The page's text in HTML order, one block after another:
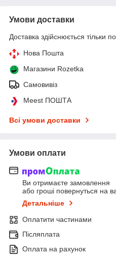
Умови доставки
Доставка здійснюється тільки
Нова Пошта
Магазини Rozetka
Самовивіз
Meest ПОШТА
Всі умови доставки
Умови оплати
Ви отримаєте замовлення
або гроші повернуться на
Детальніше
Оплатити частинами
Післяплата
Оплата на рахунок